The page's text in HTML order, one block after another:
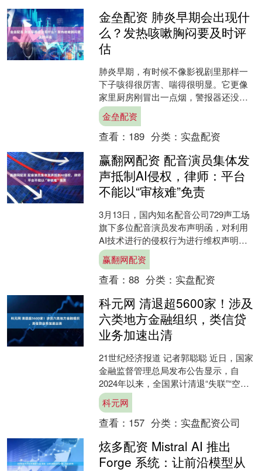
金垒配资 肺炎早期会出现什
么？发热咳嗽胸闷要及时评
估
肺炎早期，有时候不像影视剧里那样一
下子咳得很厉害、喘得很明显。它更像
家里厨房刚冒出一点烟，警报器还没大
响，但空气里已经有点不对劲了。 不少
人一开始会以为只是着凉....
金垒配资
查看： 189 分类： 实盘配资
赢翻网配资 配音演员集体发
声抵制AI侵权，律师：平台
不能以“审核难”免责
3月13日，国内知名配音公司729声工场
旗下多位配音演员发布声明函，对利用
AI技术进行的侵权行为进行维权声明，
表示已经对已发生情况留存证据，正在
对持续违规者采取....
赢翻网配资
查看： 88 分类： 实盘配资
科元网 清退超5600家！涉及
六类地方金融组织，类信贷
业务加速出清
21世纪经济报道 记者郭聪聪 近日，国家
金融监督管理总局发布公告显示，自
2024年以来，全国累计清退“失联”“空
壳”及严重违规经营的六类地方金融组织
超过5600....
科元网
查看： 157 分类： 实盘配资公司
炫多配资 Mistral AI 推出
Forge 系统：让前沿模型从